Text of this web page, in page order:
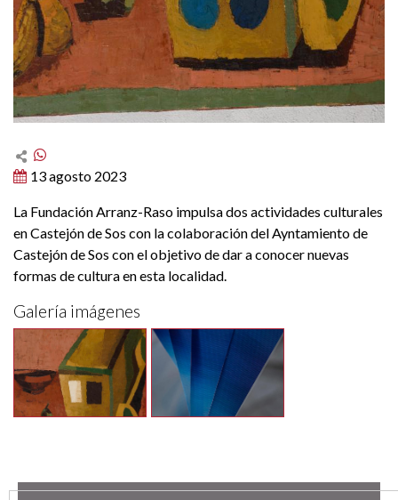
13 agosto 2023
La Fundación Arranz-Raso impulsa dos actividades culturales
en Castejón de Sos con la colaboración del Ayntamiento de
Castejón de Sos con el objetivo de dar a conocer nuevas
formas de cultura en esta localidad.
Galería imágenes